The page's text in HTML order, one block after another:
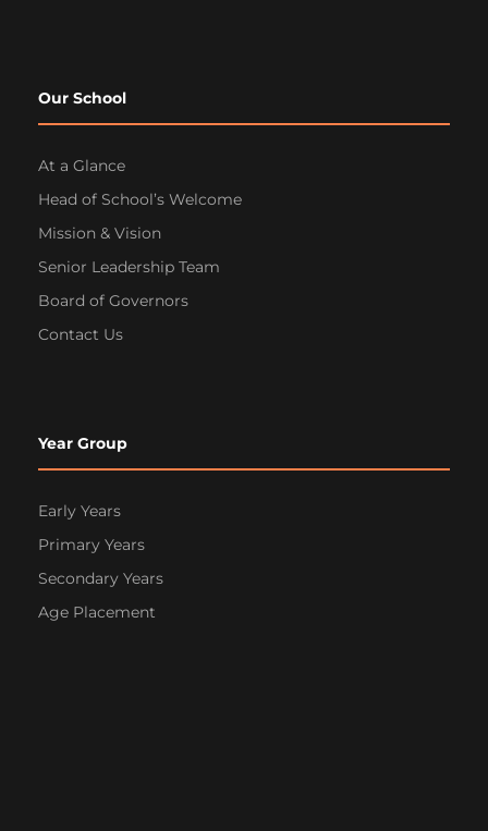
Our School
At a Glance
Head of School’s Welcome
Mission & Vision
Senior Leadership Team
Board of Governors
Contact Us
Year Group
Early Years
Primary Years
Secondary Years
Age Placement